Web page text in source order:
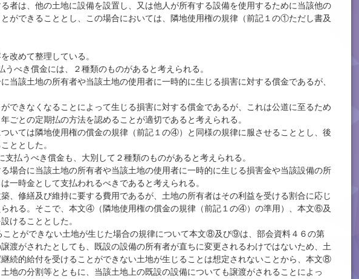
は、他の土地に設備を設置し、又は他人が所有する設備を使用するために当該他の
ができることとし、この場合においては、隣地使用権の規律（前記１の①ただし書及
改めて整理している。
べき償金には、２種類のものがあると考えられる。
該土地の所有者や当該土地の使用者に一時的に生じる損害に対する償金であるが、
できなくなることによって生じる損害に対する償金であるが、これは公道に至るため
ごとの定期払の方法を認めることが適切であると考えられる。
いては隣地使用権の償金の規律（前記１の④）と同様の規律に服させることとし、後
ととした。
払うべき償金も、大別して２種類のものがあると考えられる。
場合に当該土地の所有者や当該土地の使用者に一時的に生じる損害金や当該設備の所
一時金として支払われるべきであると考えられる。
、修繕及び維持に要する費用であるが、土地の所有者はその利益を受ける割合に応じ
れる。そこで、本文④（隣地使用権の償金の規律（前記１の④）の準用）、本文⑥及
けることとした。
ことができない土地が生じた場合の規律について本文⑧及び⑨は、部会資料４６の第
渡がされたとしても、既設の設備の所有者が直ちに変更されるわけではないため、土
続的給付を受けることができない土地が生じることは想定されないことから、本文⑧
地の分割等とともに、当該土地上の既設の設備についても譲渡がされることによっ